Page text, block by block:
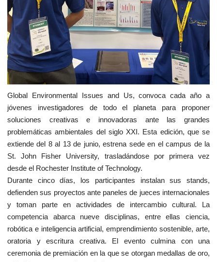
Global Environmental Issues and Us, convoca cada año a
jóvenes investigadores de todo el planeta para proponer
soluciones creativas e innovadoras ante las grandes
problemáticas ambientales del siglo XXI. Esta edición, que se
extiende del 8 al 13 de junio, estrena sede en el campus de la
St. John Fisher University, trasladándose por primera vez
desde el Rochester Institute of Technology.
Durante cinco días, los participantes instalan sus stands,
defienden sus proyectos ante paneles de jueces internacionales
y toman parte en actividades de intercambio cultural. La
competencia abarca nueve disciplinas, entre ellas ciencia,
robótica e inteligencia artificial, emprendimiento sostenible, arte,
oratoria y escritura creativa. El evento culmina con una
ceremonia de premiación en la que se otorgan medallas de oro,